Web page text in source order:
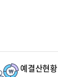
예결산현황